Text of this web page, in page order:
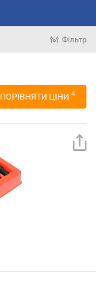
Фільтр
ПОРІВНЯТИ ЦІНИ 4